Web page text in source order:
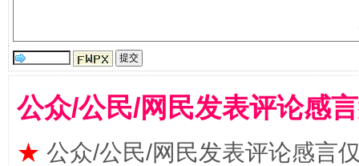
公众/公民/网民发表评论感
★ 公众/公民/网民发表评论感言